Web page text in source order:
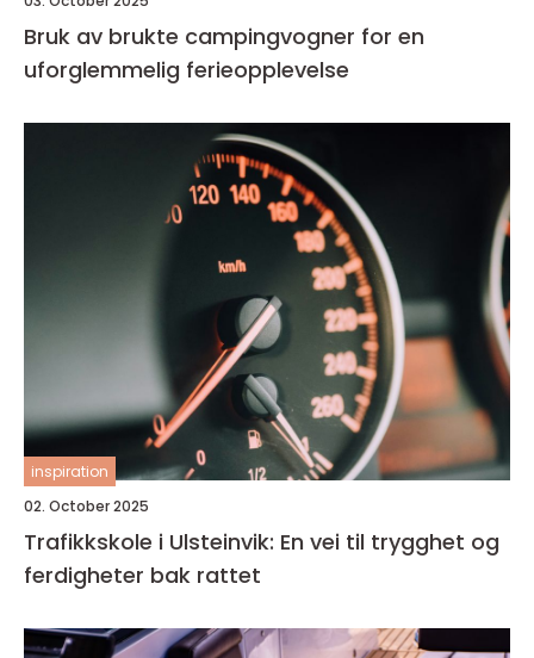
Bruk av brukte campingvogner for en
uforglemmelig ferieopplevelse
inspiration
02. October 2025
Trafikkskole i Ulsteinvik: En vei til trygghet og
ferdigheter bak rattet